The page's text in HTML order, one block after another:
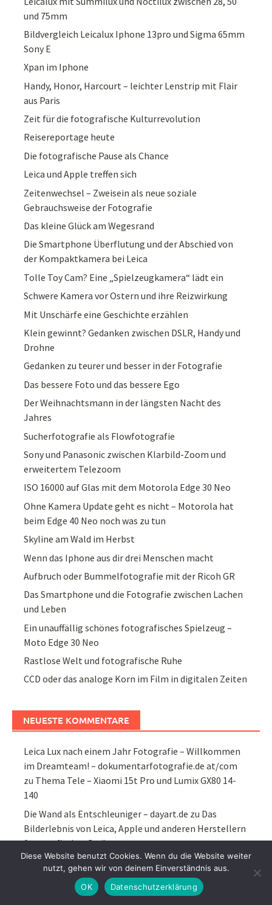
und 75mm
Bildvergleich Leicalux Iphone 13pro und Sigma 65mm
Sony E
Xpan im Iphone
Handy, Honor, Harcourt – leichter Lenstrip mit Flair
aus Paris
Zeit für die fotografische Kulturrevolution
Reisereportage heute
Die fotografische Pause als Chance
Leica und Apple treffen sich
Zeitenwechsel – Zweisein als neue soziale
Gebrauchsweise der Fotografie
Das kleine Glück am Wegesrand
Die Smartphone Überflutung und der Abschied von
der Kompaktkamera bei Leica
Tolle Toy Cam? Eine „Spielzeugkamera“ lädt ein
Schwere Kamera vor Ostern und ihre Reizwirkung
Mit Unschärfe eine Geschichte erzählen
Klein gewinnt? Gedanken zwischen DSLR, Handy und
Drohne
Gedanken zu teurer und besser in der Fotografie
Das bessere Foto und das bessere Ego
Der Weihnachtsmann in der längsten Nacht des
Jahres
Sucherfotografie als Flowfotografie
Sony und Panasonic zwischen Klarbild-Zoom und
erweitertem Telezoom
ISO 16000 auf Glas mit dem Motorola Edge 30 Neo
Ohne Kamera Update geht es nicht – Motorola hat
beim Edge 40 Neo noch was zu tun
Skyline am Wald im Herbst
Wenn das Iphone aus dir drei Menschen macht
Aufbruch oder Bummelfotografie mit der Ricoh GR
Das Smartphone und die Fotografie zwischen Lachen
und Leben
Ein unauffällig schönes fotografisches Spielzeug –
Moto Edge 30 Neo
Rastlose Welt und fotografische Ruhe
CCD oder das analoge Korn im Film in digitalen Zeiten
NEUESTE KOMMENTARE
Leica Lux nach einem Jahr Fotografie – Willkommen
im Dreamteam! – dokumentarfotografie.de at/com
zu Thema Tele – Xiaomi 15t Pro und Lumix GX80 14-
140
Die Wand als Entschleuniger – dayart.de zu Das
Bilderlebnis von Leica, Apple und anderen Herstellern
fotografischer Geräte
MFT oder die gute Zeit ist nicht vorbei – dayart.dezu
MFT oder mittendrin statt schon vorbei
Xiaomi 15t Pro und Lumix GX80 14-140 – lenstrip.de
Diese Website benutzt Cookies. Wenn du die Website weiter
nutzt, gehen wir von deinem Einverständnis aus.
OK
Datenschutzerklärung